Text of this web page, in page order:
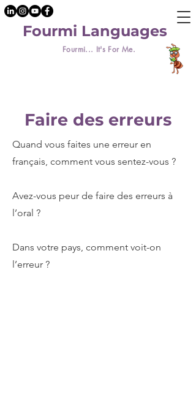
Fourmi... It's For Me.
Fourmi Languages
Faire des erreurs
Quand vous faites une erreur en
français, comment vous sentez-vous ?
Avez-vous peur de faire des erreurs à
l’oral ?
Dans votre pays, comment voit-on
l’erreur ?